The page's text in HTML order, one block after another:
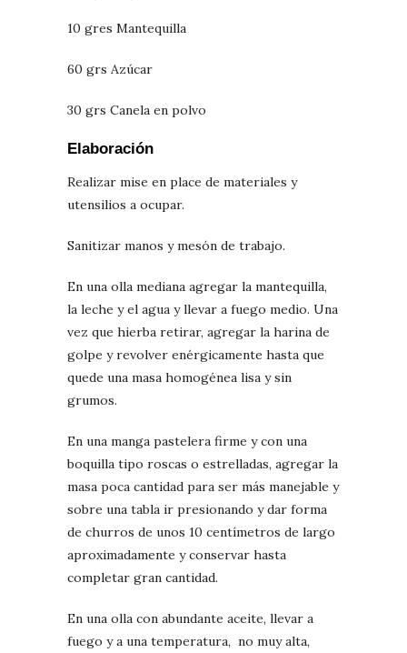
10 gres Mantequilla
60 grs Azúcar
30 grs Canela en polvo
Elaboración
Realizar mise en place de materiales y
utensilios a ocupar.
Sanitizar manos y mesón de trabajo.
En una olla mediana agregar la mantequilla,
la leche y el agua y llevar a fuego medio. Una
vez que hierba retirar, agregar la harina de
golpe y revolver enérgicamente hasta que
quede una masa homogénea lisa y sin
grumos.
En una manga pastelera firme y con una
boquilla tipo roscas o estrelladas, agregar la
masa poca cantidad para ser más manejable y
sobre una tabla ir presionando y dar forma
de churros de unos 10 centímetros de largo
aproximadamente y conservar hasta
completar gran cantidad.
En una olla con abundante aceite, llevar a
fuego y a una temperatura, no muy alta,